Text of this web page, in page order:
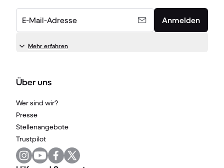
E-Mail-Adresse Anmelden
Mehr erfahren
Über uns
Wer sind wir?
Presse
Stellenangebote
Trustpilot